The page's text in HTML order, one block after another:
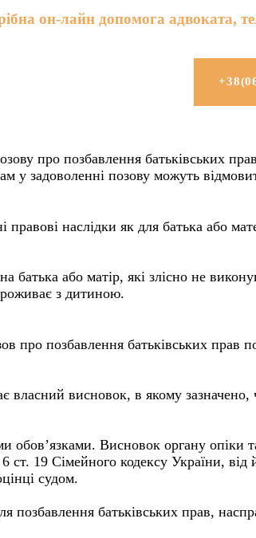
он-лайн допомога адвоката,
про позбавлення батьківських
у задоволенні позову можуть
наслідки як для батька або
або матір, які злісно не
з дитиною.
позбавлення батьківських прав
висновок, в якому зазначено,
обов’язками. Висновок органу опіки
ст. 19 Сімейного кодексу України,
судом.
батьківських прав,